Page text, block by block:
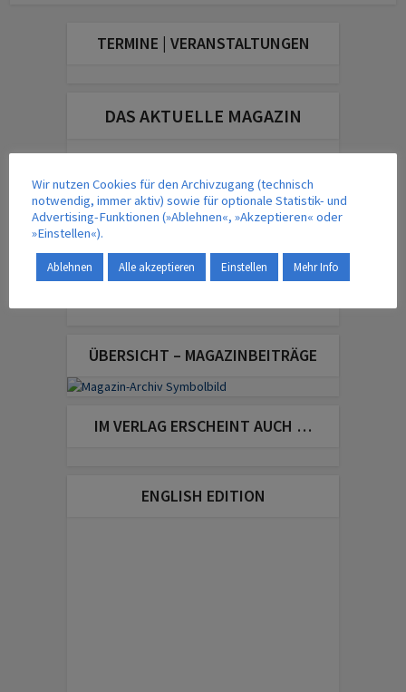
TERMINE | VERANSTALTUNGEN
DAS AKTUELLE MAGAZIN
ÜBERSICHT – MAGAZINBEITRÄGE
IM VERLAG ERSCHEINT AUCH …
ENGLISH EDITION
Wir nutzen Cookies für den Archivzugang (technisch
notwendig, immer aktiv) sowie für optionale Statistik- und
Advertising-Funktionen (»Ablehnen«, »Akzeptieren« oder
»Einstellen«).
Ablehnen Alle akzeptieren Einstellen Mehr Info